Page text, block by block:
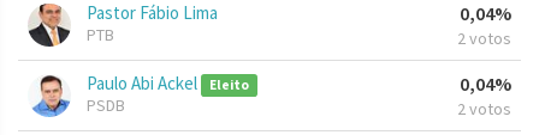
Pastor Fábio Lima
PTB
0,04%
2 votos
Paulo Abi Ackel Eleito
PSDB
0,04%
2 votos